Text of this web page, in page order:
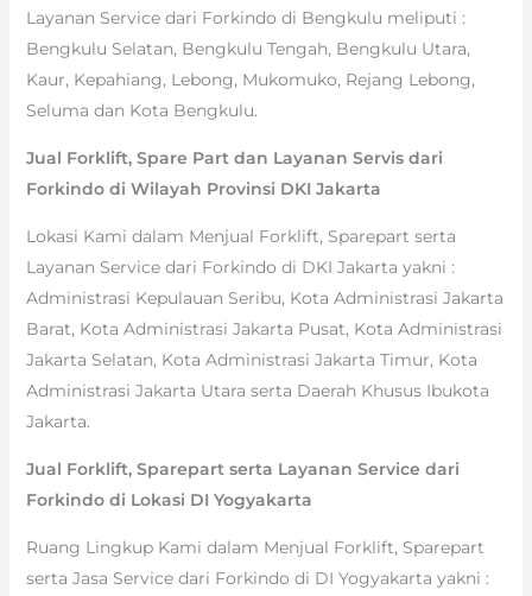
Layanan Service dari Forkindo di Bengkulu meliputi :
Bengkulu Selatan, Bengkulu Tengah, Bengkulu Utara,
Kaur, Kepahiang, Lebong, Mukomuko, Rejang Lebong,
Seluma dan Kota Bengkulu.
Jual Forklift, Spare Part dan Layanan Servis dari
Forkindo di Wilayah Provinsi DKI Jakarta
Lokasi Kami dalam Menjual Forklift, Sparepart serta
Layanan Service dari Forkindo di DKI Jakarta yakni :
Administrasi Kepulauan Seribu, Kota Administrasi Jakarta
Barat, Kota Administrasi Jakarta Pusat, Kota Administrasi
Jakarta Selatan, Kota Administrasi Jakarta Timur, Kota
Administrasi Jakarta Utara serta Daerah Khusus Ibukota
Jakarta.
Jual Forklift, Sparepart serta Layanan Service dari
Forkindo di Lokasi DI Yogyakarta
Ruang Lingkup Kami dalam Menjual Forklift, Sparepart
serta Jasa Service dari Forkindo di DI Yogyakarta yakni :